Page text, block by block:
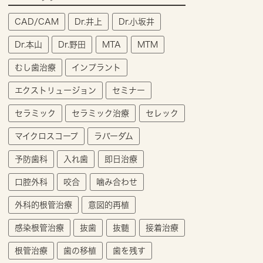
CAD/CAM Dr.井上 Dr.小坂井
Dr.本山 Dr.野田 MTA MTM
むし歯治療 インプラント
エクストリュージョン セミナー
セラミック セラミック治療 セレック
マイクロスコープ ラバーダム
予防歯科 入れ歯 即日治療
口腔外科 咬合 噛み合わせ
外科的根管治療 意図的再植
感染根管治療 抜歯 抜髄 接着治療
根管治療 歯の移植 歯を残す